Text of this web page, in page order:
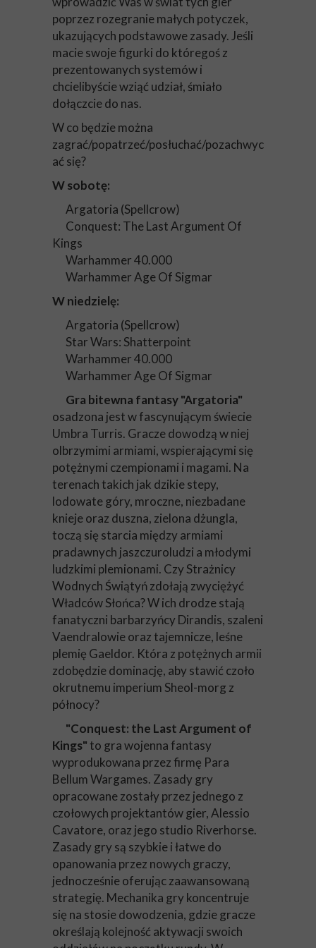
poprzez rozegranie małych potyczek,
ukazujących podstawowe zasady. Jeśli
macie swoje figurki do któregoś z
prezentowanych systemów i
chcielibyście wziąć udział, śmiało
dołączcie do nas.
W co będzie można
zagrać/popatrzeć/posłuchać/pozachwyc
ać się?
W sobotę:
Argatoria (Spellcrow)
Conquest: The Last Argument Of
Kings
Warhammer 40.000
Warhammer Age Of Sigmar
W niedzielę:
Argatoria (Spellcrow)
Star Wars: Shatterpoint
Warhammer 40.000
Warhammer Age Of Sigmar
Gra bitewna fantasy "Argatoria"
osadzona jest w fascynującym świecie
Umbra Turris. Gracze dowodzą w niej
olbrzymimi armiami, wspierającymi się
potężnymi czempionami i magami. Na
terenach takich jak dzikie stepy,
lodowate góry, mroczne, niezbadane
knieje oraz duszna, zielona dżungla,
toczą się starcia między armiami
pradawnych jaszczuroludzi a młodymi
ludzkimi plemionami. Czy Strażnicy
Wodnych Świątyń zdołają zwyciężyć
Władców Słońca? W ich drodze stają
fanatyczni barbarzyńcy Dirandis, szaleni
Vaendralowie oraz tajemnicze, leśne
plemię Gaeldor. Która z potężnych armii
zdobędzie dominację, aby stawić czoło
okrutnemu imperium Sheol-morg z
północy?
"Conquest: the Last Argument of
Kings" to gra wojenna fantasy
wyprodukowana przez firmę Para
Bellum Wargames. Zasady gry
opracowane zostały przez jednego z
czołowych projektantów gier, Alessio
Cavatore, oraz jego studio Riverhorse.
Zasady gry są szybkie i łatwe do
opanowania przez nowych graczy,
jednocześnie oferując zaawansowaną
strategię. Mechanika gry koncentruje
się na stosie dowodzenia, gdzie gracze
określają kolejność aktywacji swoich